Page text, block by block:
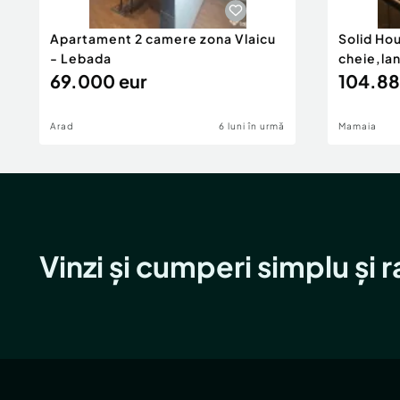
Apartament 2 camere zona Vlaicu
- Lebada
69.000 eur
Arad 6 luni în urmă
Solid
Mamaia
Vinzi și cumperi simplu și